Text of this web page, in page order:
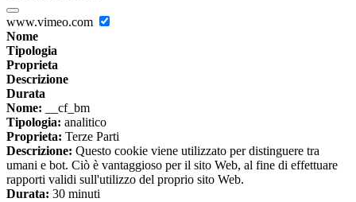
www.vimeo.com
Nome
Tipologia
Proprieta
Descrizione
Durata
Nome: __cf_bm
Tipologia: analitico
Proprieta: Terze Parti
Descrizione: Questo cookie viene utilizzato per distinguere tra
umani e bot. Ciò è vantaggioso per il sito Web, al fine di effettuare
rapporti validi sull'utilizzo del proprio sito Web.
Durata: 30 minuti